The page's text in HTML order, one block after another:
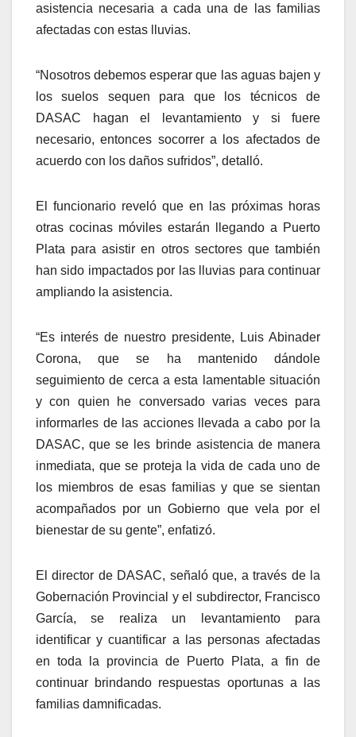
asistencia necesaria a cada una de las familias
afectadas con estas lluvias.
“Nosotros debemos esperar que las aguas bajen y
los suelos sequen para que los técnicos de
DASAC hagan el levantamiento y si fuere
necesario, entonces socorrer a los afectados de
acuerdo con los daños sufridos”, detalló.
El funcionario reveló que en las próximas horas
otras cocinas móviles estarán llegando a Puerto
Plata para asistir en otros sectores que también
han sido impactados por las lluvias para continuar
ampliando la asistencia.
“Es interés de nuestro presidente, Luis Abinader
Corona, que se ha mantenido dándole
seguimiento de cerca a esta lamentable situación
y con quien he conversado varias veces para
informarles de las acciones llevada a cabo por la
DASAC, que se les brinde asistencia de manera
inmediata, que se proteja la vida de cada uno de
los miembros de esas familias y que se sientan
acompañados por un Gobierno que vela por el
bienestar de su gente”, enfatizó.
El director de DASAC, señaló que, a través de la
Gobernación Provincial y el subdirector, Francisco
García, se realiza un levantamiento para
identificar y cuantificar a las personas afectadas
en toda la provincia de Puerto Plata, a fin de
continuar brindando respuestas oportunas a las
familias damnificadas.